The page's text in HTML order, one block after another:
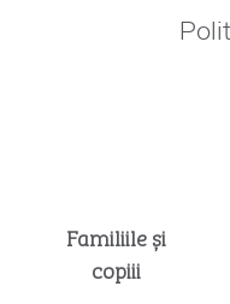
Familiile și
copiii